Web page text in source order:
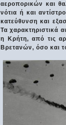
αεροπορικών και
νότια ή και
κατεύθυνση και
Τα χαρακτηριστικά
η Κρήτη, από τις
Βρετανών, όσο και